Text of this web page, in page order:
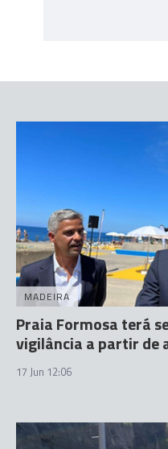
MADEIRA
Praia Formosa terá
vigilância a partir de
17 Jun 12:06